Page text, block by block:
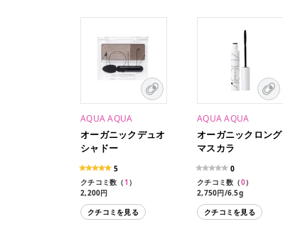
AQUA AQUA
オーガニックデュオ
シャドー
5
クチコミ数（1 ）
2,200円
クチコミを見る
AQUA AQUA
オーガニックロング
マスカラ
0
クチコミ数（0）
2,750円/6.5g
クチコミを見る